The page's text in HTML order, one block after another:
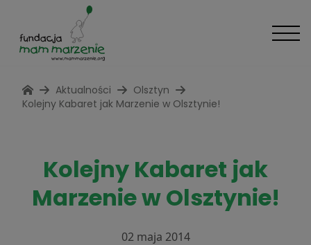
Aktualności
Olsztyn
Kolejny Kabaret jak Marzenie w Olsztynie!
Kolejny Kabaret jak
Marzenie w Olsztynie!
02 maja 2014